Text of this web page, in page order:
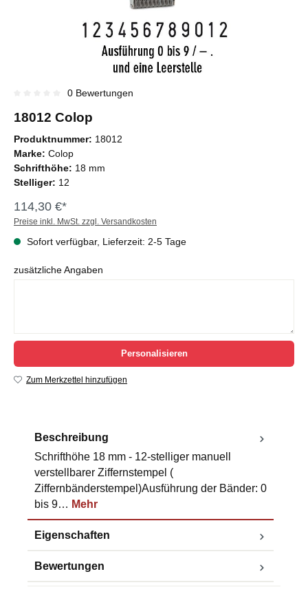
0 Bewertungen
18012 Colop
Produktnummer: 18012
Marke: Colop
Schrifthöhe: 18 mm
Stelliger: 12
114,30 €*
Preise inkl. MwSt. zzgl. Versandkosten
Sofort verfügbar, Lieferzeit: 2-5 Tage
zusätzliche Angaben
Personalisieren
Zum Merkzettel hinzufügen
Beschreibung
Schrifthöhe 18 mm - 12-stelliger manuell
verstellbarer Ziffernstempel (
Ziffernbänderstempel)Ausführung der Bänder: 0
bis 9… Mehr
Eigenschaften
Bewertungen